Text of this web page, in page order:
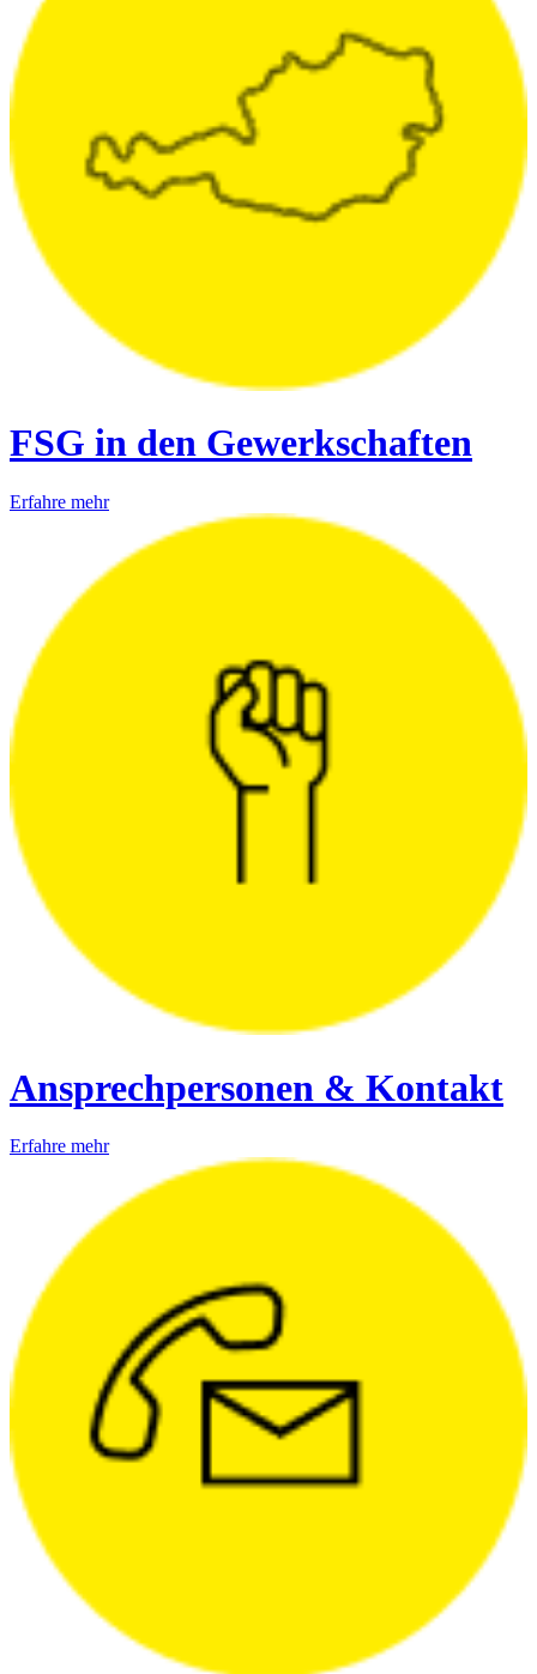
FSG in den Gewerkschaften
Erfahre mehr
Ansprechpersonen & Kontakt
Erfahre mehr